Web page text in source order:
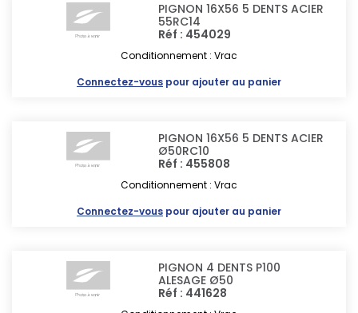
PIGNON 16X56 5 DENTS ACIER
55RC14
Réf : 454029
Conditionnement : Vrac
Connectez-vous pour ajouter au panier
PIGNON 16X56 5 DENTS ACIER
Ø50RC10
Réf : 455808
Conditionnement : Vrac
Connectez-vous pour ajouter au panier
PIGNON 4 DENTS P100
ALESAGE Ø50
Réf : 441628